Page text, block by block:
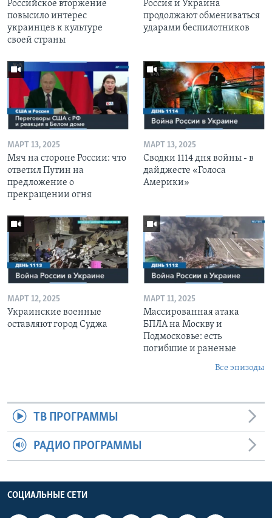
Российское вторжение
повысило интерес
украинцев к культуре
своей страны
Россия и Украина
продолжают обмениваться
ударами беспилотников
МАРТ 13, 2025
Мяч на стороне России: что
ответил Путин на
предложение о
прекращении огня
МАРТ 13, 2025
Сводки 1114 дня войны - в
дайджесте «Голоса
Америки»
МАРТ 12, 2025
Украинские военные
оставляют город Суджа
МАРТ 11, 2025
Массированная атака
БПЛА на Москву и
Подмосковье: есть
погибшие и раненые
Все эпизоды
ТВ ПРОГРАММЫ
РАДИО ПРОГРАММЫ
СОЦИАЛЬНЫЕ СЕТИ